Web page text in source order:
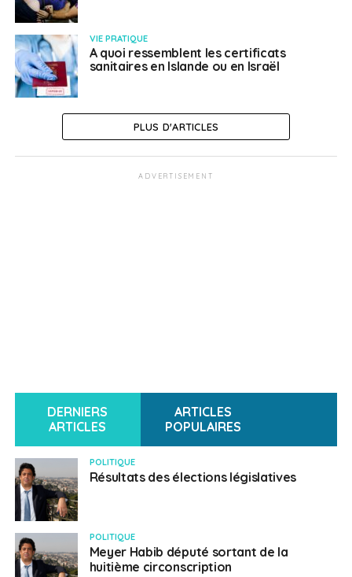
VIE PRATIQUE
A quoi ressemblent les certificats
sanitaires en Islande ou en Israël
PLUS D'ARTICLES
ADVERTISEMENT
DERNIERS
ARTICLES
ARTICLES
POPULAIRES
POLITIQUE
Résultats des élections législatives
POLITIQUE
Meyer Habib député sortant de la
huitième circonscription